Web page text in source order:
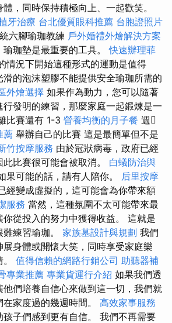
，同時保持積極向上、一起歡笑。
牙治療 台北優質眼科推薦 台胞證照片
六腳瑜珈教練 戶外婚禮外燴解決方案
瑜珈墊是最重要的工具。快速辦理菲
情況下開始這種形式的運動是值得
的泡沫塑膠不能提供安全瑜珈所需的
外燴選擇 如果作為動力，您可以隨著
發明的練習，那麼家庭一起鍛煉是一
比賽還有 1-3 營養均衡的月子餐 週
薦 舉辦自己的比賽 這是最簡單但不是
竹按摩服務 由於冠狀病毒，政府已經
比賽很可能會被取消。 白蟻防治與
果可能的話，請有人陪你。 后里按摩
經變成虛擬的，這可能會為你帶來額
服務 當然，這種氛圍不太可能帶來最
從投入的努力中獲得收益。 這就是
練習瑜珈。 家族墓設計與規劃 我們
身體或開懷大笑，同時享受家庭樂
值得信賴的網路行銷公司 助聽器補
專業推薦 專業貨運行介紹 如果我們透
們培養自信心來做到這一切，我們就
家度過的幾週時間。 高效家事服務
子們感到更有自信。 我們不再需要